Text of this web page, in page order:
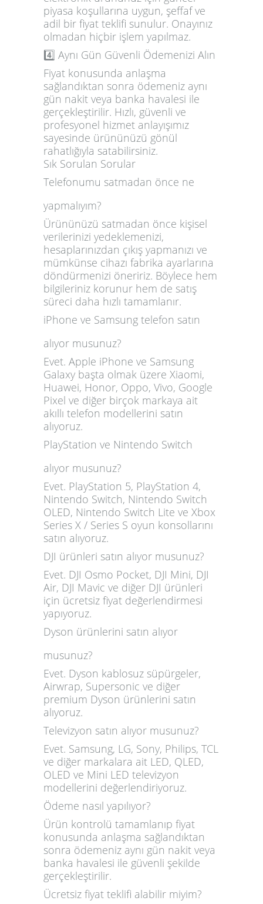
piyasa koşullarına uygun, şeffaf ve
adil bir fiyat teklifi sunulur. Onayınız
olmadan hiçbir işlem yapılmaz.
4️⃣ Aynı Gün Güvenli Ödemenizi Alın
Fiyat konusunda anlaşma
sağlandıktan sonra ödemeniz aynı
gün nakit veya banka havalesi ile
gerçekleştirilir. Hızlı, güvenli ve
profesyonel hizmet anlayışımız
sayesinde ürününüzü gönül
rahatlığıyla satabilirsiniz.
Sık Sorulan Sorular
Telefonumu satmadan önce ne
yapmalıyım?
Ürününüzü satmadan önce kişisel
verilerinizi yedeklemenizi,
hesaplarınızdan çıkış yapmanızı ve
mümkünse cihazı fabrika ayarlarına
döndürmenizi öneririz. Böylece hem
bilgileriniz korunur hem de satış
süreci daha hızlı tamamlanır.
iPhone ve Samsung telefon satın
alıyor musunuz?
Evet. Apple iPhone ve Samsung
Galaxy başta olmak üzere Xiaomi,
Huawei, Honor, Oppo, Vivo, Google
Pixel ve diğer birçok markaya ait
akıllı telefon modellerini satın
alıyoruz.
PlayStation ve Nintendo Switch
alıyor musunuz?
Evet. PlayStation 5, PlayStation 4,
Nintendo Switch, Nintendo Switch
OLED, Nintendo Switch Lite ve Xbox
Series X / Series S oyun konsollarını
satın alıyoruz.
DJI ürünleri satın alıyor musunuz?
Evet. DJI Osmo Pocket, DJI Mini, DJI
Air, DJI Mavic ve diğer DJI ürünleri
için ücretsiz fiyat değerlendirmesi
yapıyoruz.
Dyson ürünlerini satın alıyor
musunuz?
Evet. Dyson kablosuz süpürgeler,
Airwrap, Supersonic ve diğer
premium Dyson ürünlerini satın
alıyoruz.
Televizyon satın alıyor musunuz?
Evet. Samsung, LG, Sony, Philips, TCL
ve diğer markalara ait LED, QLED,
OLED ve Mini LED televizyon
modellerini değerlendiriyoruz.
Ödeme nasıl yapılıyor?
Ürün kontrolü tamamlanıp fiyat
konusunda anlaşma sağlandıktan
sonra ödemeniz aynı gün nakit veya
banka havalesi ile güvenli şekilde
gerçekleştirilir.
Ücretsiz fiyat teklifi alabilir miyim?